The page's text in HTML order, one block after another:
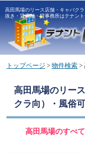
高田馬場のリース店舗・キャバク
抜き・貸店舗・貸事務所はテナント
トップページ > 物件検索>
高田馬場のリー
クラ向）・風俗
高田馬場のすべ